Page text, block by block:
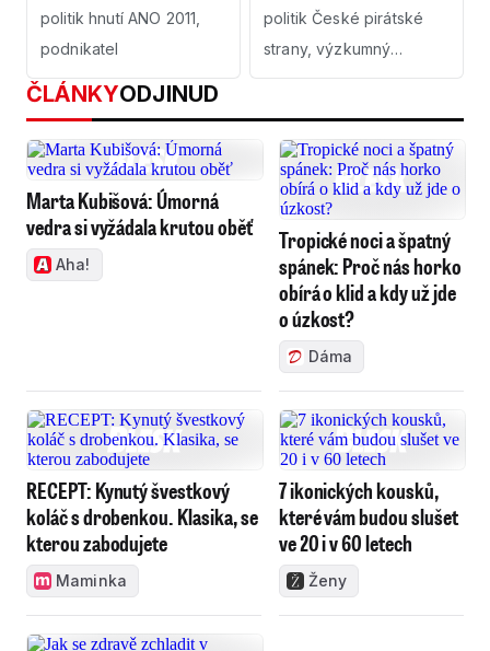
politik hnutí ANO 2011,
podnikatel
politik České pirátské
strany, výzkumný
pracovník
ČLÁNKYODJINUD
Marta Kubišová: Úmorná
vedra si vyžádala krutou oběť
Aha!
Tropické noci a špatný
spánek: Proč nás horko
obírá o klid a kdy už jde
o úzkost?
Dáma
RECEPT: Kynutý švestkový
koláč s drobenkou. Klasika, se
kterou zabodujete
Maminka
7 ikonických kousků,
které vám budou slušet
ve 20 i v 60 letech
Ženy